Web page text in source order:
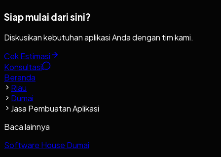
Siap mulai dari sini?
Diskusikan kebutuhan aplikasi Anda dengan tim kami.
Cek Estimasi
Konsultasi
Beranda
Riau
Dumai
Jasa Pembuatan Aplikasi
Baca lainnya
Software House Dumai